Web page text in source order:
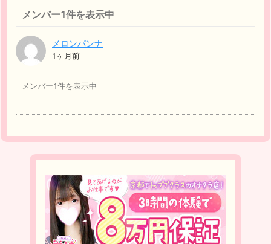
メンバー1件を表示中
メロンパンナ
1ヶ月前
メンバー1件を表示中